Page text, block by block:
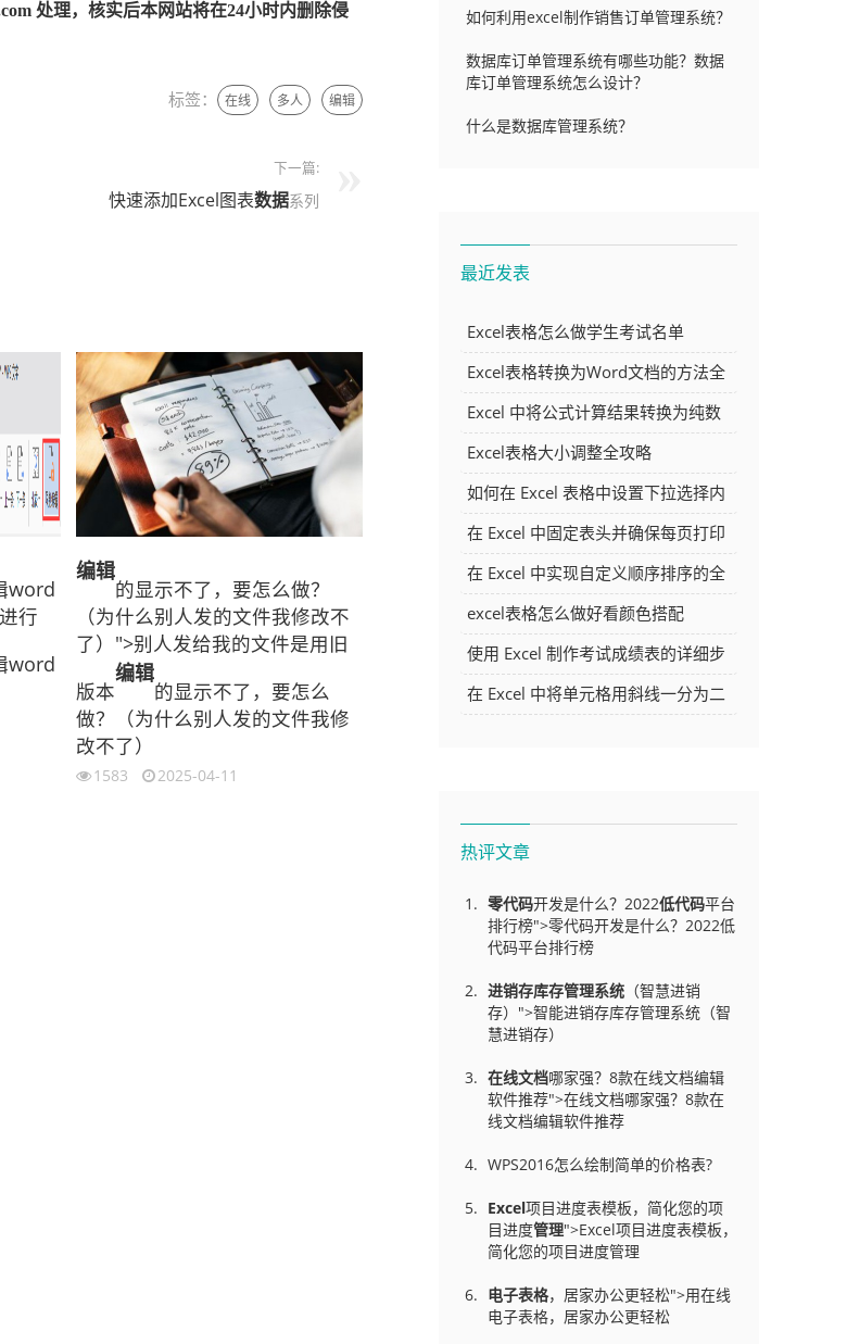
处理，核实后本网站将在24小时内删除侵
标签： 在线 多人 编辑
下一篇:
快速添加Excel图表数据系列
word
行
word
编辑
的显示不了，要怎么做？
（为什么别人发的文件我修改不
了）">别人发给我的文件是用旧
版本
编辑
的显示不了，要怎么
做？（为什么别人发的文件我修
改不了）
1583 2025-04-11
如何利用excel制作销售订单管理系统？
数据库订单管理系统有哪些功能？数据
库订单管理系统怎么设计？
什么是数据库管理系统？
最近发表
Excel表格怎么做学生考试名单
Excel表格转换为Word文档的方法全
解析
Excel 中将公式计算结果转换为纯数
字的多种方法
Excel表格大小调整全攻略
如何在 Excel 表格中设置下拉选择内
容
在 Excel 中固定表头并确保每页打印
时都显示表头的方法详解
在 Excel 中实现自定义顺序排序的全
面指南
excel表格怎么做好看颜色搭配
使用 Excel 制作考试成绩表的详细步
骤及技巧
在 Excel 中将单元格用斜线一分为二
热评文章
零代码开发是什么？2022低代码平台
排行榜">零代码开发是什么？2022低
代码平台排行榜
进销存库存管理系统 （智慧进销
存）">智能进销存库存管理系统（智
慧进销存）
在线文档哪家强？8款在线文档编辑
软件推荐">在线文档哪家强？8款在
线文档编辑软件推荐
WPS2016怎么绘制简单的价格表?
Excel项目进度表模板，简化您的项
目进度管理">Excel项目进度表模板，
简化您的项目进度管理
电子表格，居家办公更轻松">用在线
电子表格，居家办公更轻松